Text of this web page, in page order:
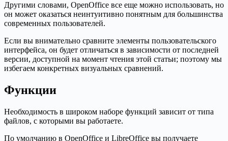
Другими словами, OpenOffice все еще можно использовать, но
он может оказаться неинтуитивно понятным для большинства
современных пользователей.
Если вы внимательно сравните элементы пользовательского
интерфейса, он будет отличаться в зависимости от последней
версии, доступной на момент чтения этой статьи; поэтому мы
избегаем конкретных визуальных сравнений.
Функции
Необходимость в широком наборе функций зависит от типа
файлов, с которыми вы работаете.
По умолчанию в OpenOffice и LibreOffice вы получаете